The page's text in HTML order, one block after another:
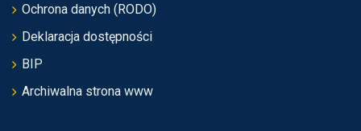
Ochrona danych (RODO)
Deklaracja dostępności
BIP
Archiwalna strona www